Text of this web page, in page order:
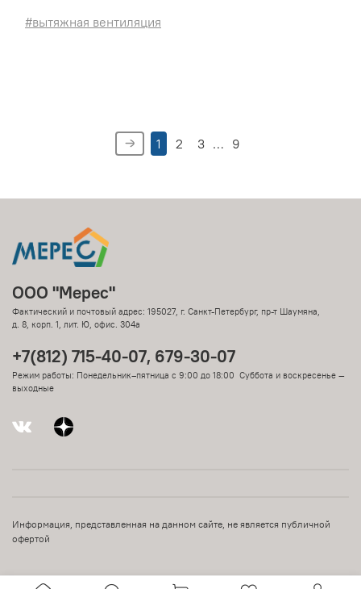
#вытяжная вентиляция
1 2 3 … 9
ООО "Мерес"
Фактический и почтовый адрес: 195027, г. Санкт-Петербург, пр-т Шаумяна,
д. 8, корп. 1, лит. Ю, офис. 304а
+7(812) 715-40-07, 679-30-07
Режим работы: Понедельник–пятница с 9:00 до 18:00 Суббота и воскресенье —
выходные
Информация, представленная на данном сайте, не является публичной
офертой